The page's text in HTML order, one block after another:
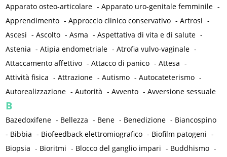
Apparato osteo-articolare -Apparato uro-genitale femminile -
Apprendimento -Approccio clinico conservativo -Artrosi -
Ascesi -Ascolto -Asma -Aspettativa di vita e di salute -
Astenia -Atipia endometriale -Atrofia vulvo-vaginale -
Attaccamento affettivo -Attacco di panico -Attesa -
Attività fisica -Attrazione -Autismo -Autocateterismo -
Autorealizzazione -Autorità -Avvento -Avversione sessuale
B
Bazedoxifene - Bellezza - Bene - Benedizione - Biancospino
- Bibbia - Biofeedback elettromiografico - Biofilm patogeni -
Biopsia - Bioritmi - Blocco del ganglio impari - Buddhismo -